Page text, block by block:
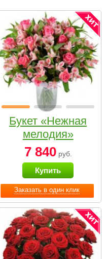
Заказать в один клик
Букет «Нежная
мелодия»
7 840руб.
Купить